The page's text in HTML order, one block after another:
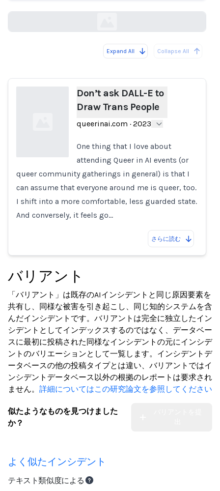
Expand All Collapse All
Loading...
Don’t ask DALL-E to
Draw Trans People
queerinai.com · 2023
One thing that I love about
attending Queer in AI events (or
queer community gatherings in general) is that I
can assume that everyone around me is queer, too.
I shift into a more comfortable, less guarded state.
And conversely, it feels go…
さらに読む
バリアント
「バリアント」は既存のAIインシデントと同じ原因要素を
共有し、同様な被害を引き起こし、同じ知的システムを含
んだインシデントです。バリアントは完全に独立したイン
シデントとしてインデックスするのではなく、データベー
スに最初に投稿された同様なインシデントの元にインシデ
ントのバリエーションとして一覧します。インシデントデ
ータベースの他の投稿タイプとは違い、バリアントではイ
ンシデントデータベース以外の根拠のレポートは要求され
ません。 詳細についてはこの研究論文を参照してください
似たようなものを見つけました
か？
よく似たインシデント
テキスト類似度による